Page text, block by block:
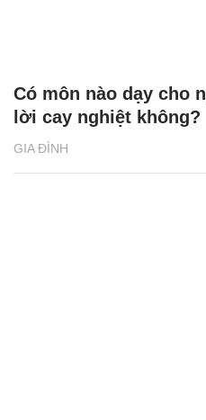
GIA ĐÌNH
Có môn nào dạy cho
lời cay nghiệt không?